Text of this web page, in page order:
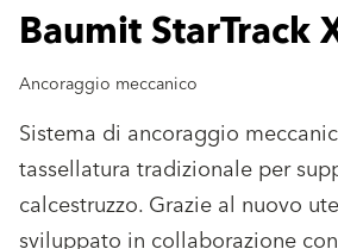
Baumit StarTrack
Ancoraggio meccanico
Sistema di ancoraggio
tassellatura tradizionale per
calcestruzzo. Grazie al nuovo
sviluppato in collaborazione